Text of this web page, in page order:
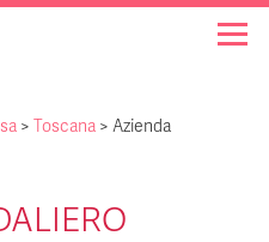
> Toscana > Azienda